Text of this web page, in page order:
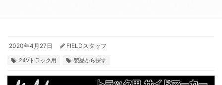
2020年4月27日 FIELDスタッフ
24Vトラック用 製品から探す